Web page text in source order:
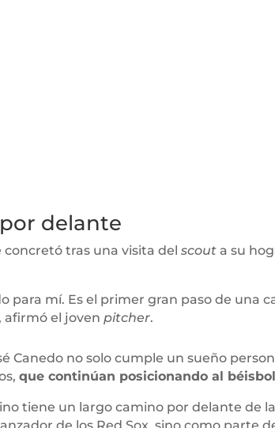
delante
concretó tras una visita delscout a su
para mí. Es el primer gran paso de una
afirmó el jovenpitcher.
Canedo no solo cumple un sueño
que continúan posicionando al
tiene un largo camino por delante de